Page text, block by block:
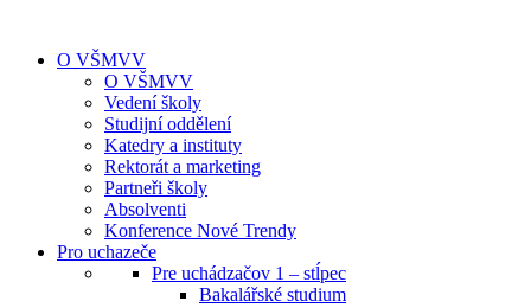
O VŠMVV
O VŠMVV
Vedení školy
Studijní oddělení
Katedry a instituty
Rektorát a marketing
Partneři školy
Absolventi
Konference Nové Trendy
Pro uchazeče
Pre uchádzačov 1 – stĺpec
Bakalářské studium